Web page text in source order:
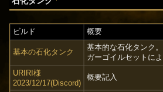
ビルド 概要
基本の石化タンク
基本的な石化タンク。
ガーゴイルセットに
URIRI様
2023/12/17(Discord)
概要記入